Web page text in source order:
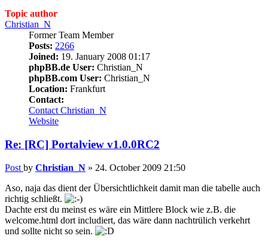
Topic author
Christian_N
Former Team Member
Posts: 2266
Joined: 19. January 2008 01:17
phpBB.de User: Christian_N
phpBB.com User: Christian_N
Location: Frankfurt
Contact:
Contact Christian_N
Website
Re: [RC] Portalview v1.0.0RC2
Post by Christian_N » 24. October 2009 21:50
Aso, naja das dient der Übersichtlichkeit damit man die tabelle auch
richtig schließt.
Dachte erst du meinst es wäre ein Mittlere Block wie z.B. die
welcome.html dort includiert, das wäre dann nachtrülich verkehrt
und sollte nicht so sein.